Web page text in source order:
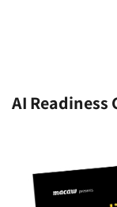
AI Readiness